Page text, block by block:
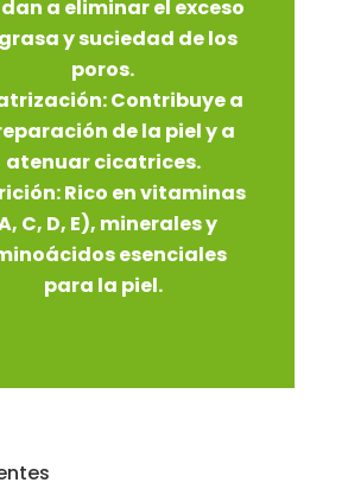
a eliminar el exceso
y suciedad de los
poros.
Contribuye a
de la piel y a
atenuar cicatrices.
Rico en vitaminas
C, D, E), minerales y
esenciales
para la piel.